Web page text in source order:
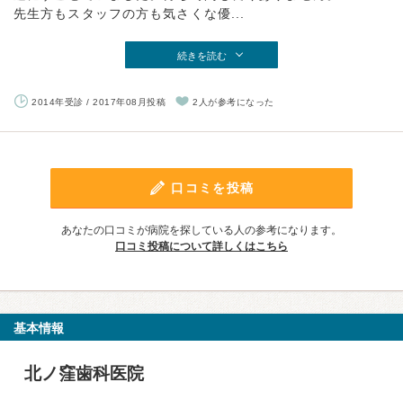
先生方もスタッフの方も気さくな優...
続きを読む
2014年受診 / 2017年08月投稿 2人が参考になった
口コミを投稿
あなたの口コミが病院を探している人の参考になります。
口コミ投稿について詳しくはこちら
基本情報
北ノ窪歯科医院